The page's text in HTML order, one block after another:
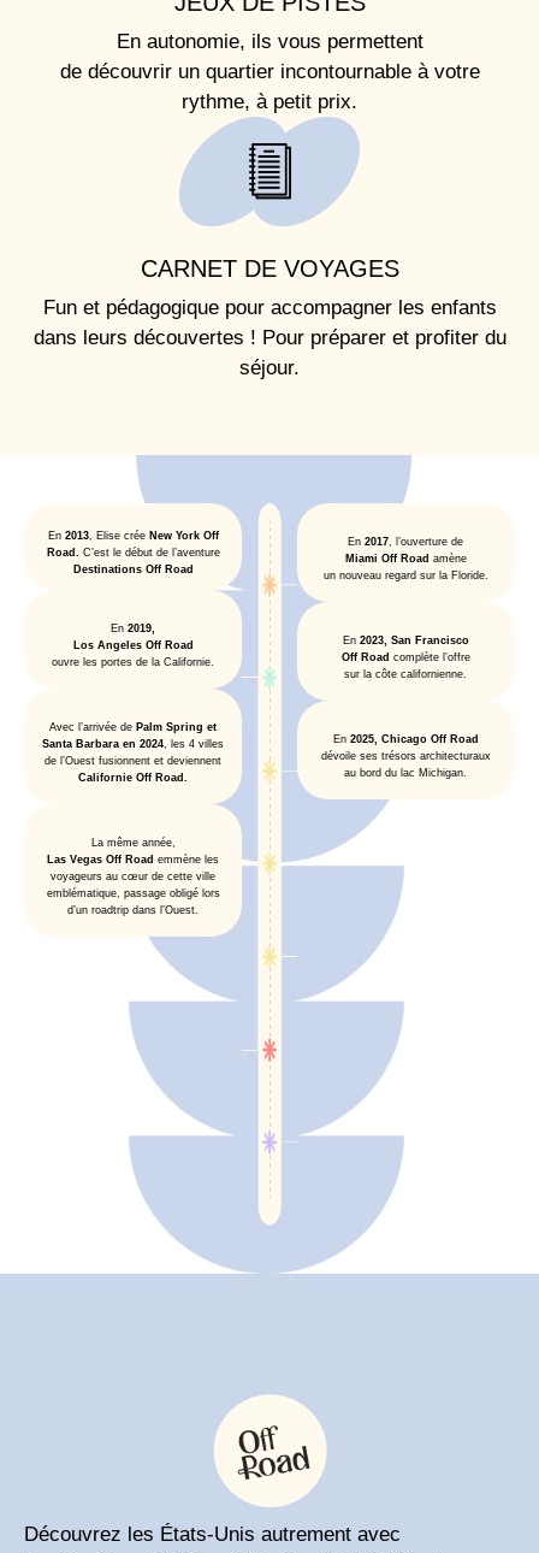
En autonomie, ils vous permettent
de découvrir un quartier incontournable à votre
rythme, à petit prix.
CARNET DE VOYAGES
Fun et pédagogique pour accompagner les enfants
dans leurs découvertes ! Pour préparer et profiter du
séjour.
En 2013, Elise crée New York Off
Road.
C’est le début de l’aventure
Destinations Off Road
En2019,
Los Angeles Off Road
ouvre les portes de la Californie.
Avec l’arrivée de Palm Spring et
Santa Barbara en 2024 , les 4 villes
de l’Ouest fusionnent et deviennent
Californie Off Road.
La même année,
Las Vegas Off Road emmène les
voyageurs au cœur de cette ville
emblématique, passage obligé lors
d’un roadtrip dans l’Ouest.
En2017 , l’ouverture de
Miami Off Road amène
un nouveau regard sur la Floride.
En 2023, San Francisco
Off Road complète l’offre
sur la côte californienne.
En 2025, Chicago Off Road
dévoile ses trésors architecturaux
au bord du lac Michigan.
Découvrez les États-Unis autrement avec